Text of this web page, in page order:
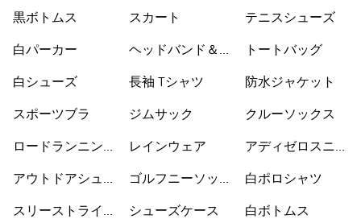
黒ボトムス
白パーカー
白シューズ
スポーツブラ
ロードランニング
アウトドアシュー
スリーストライプ
スカート
ヘッドバンド＆バ
長袖 Tシャツ
ジムサック
レインウェア
ゴルフニーソック
シューズケース
テニスシューズ
トートバッグ
防水ジャケット
クルーソックス
アディゼロスニー
白ポロシャツ
白ボトムス